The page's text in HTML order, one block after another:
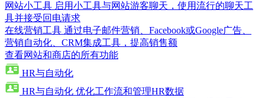
网站小工具 启用小工具与网站游客聊天，使用流行的聊天工
具并接受回电请求
在线营销工具 通过电子邮件营销、Facebook或Google广告、
营销自动化、CRM集成工具，提高销售额
查看网站和商店的所有功能
HR与自动化
HR与自动化 优化工作流和管理HR数据